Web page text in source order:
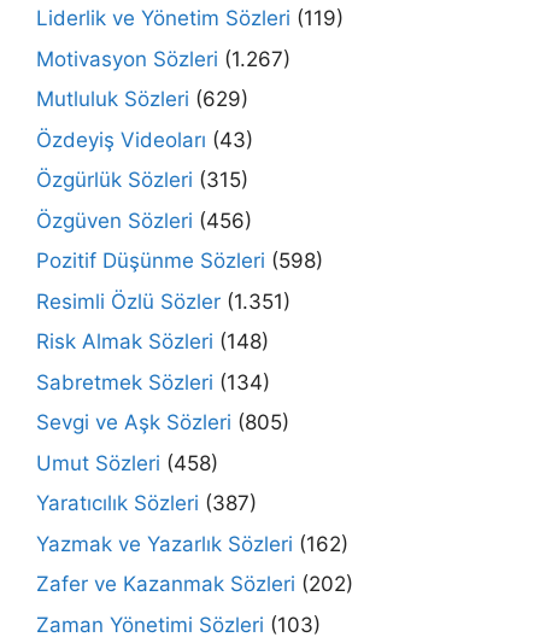
Liderlik ve Yönetim Sözleri (119)
Motivasyon Sözleri (1.267)
Mutluluk Sözleri (629)
Özdeyiş Videoları (43)
Özgürlük Sözleri (315)
Özgüven Sözleri (456)
Pozitif Düşünme Sözleri (598)
Resimli Özlü Sözler (1.351)
Risk Almak Sözleri (148)
Sabretmek Sözleri (134)
Sevgi ve Aşk Sözleri (805)
Umut Sözleri (458)
Yaratıcılık Sözleri (387)
Yazmak ve Yazarlık Sözleri (162)
Zafer ve Kazanmak Sözleri (202)
Zaman Yönetimi Sözleri (103)